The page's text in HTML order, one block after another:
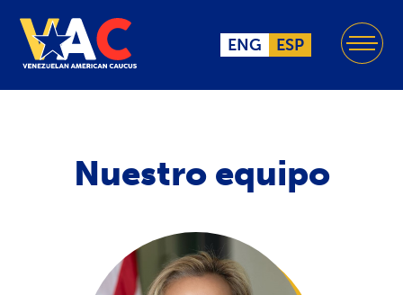
ENG ESP
Nuestro equipo